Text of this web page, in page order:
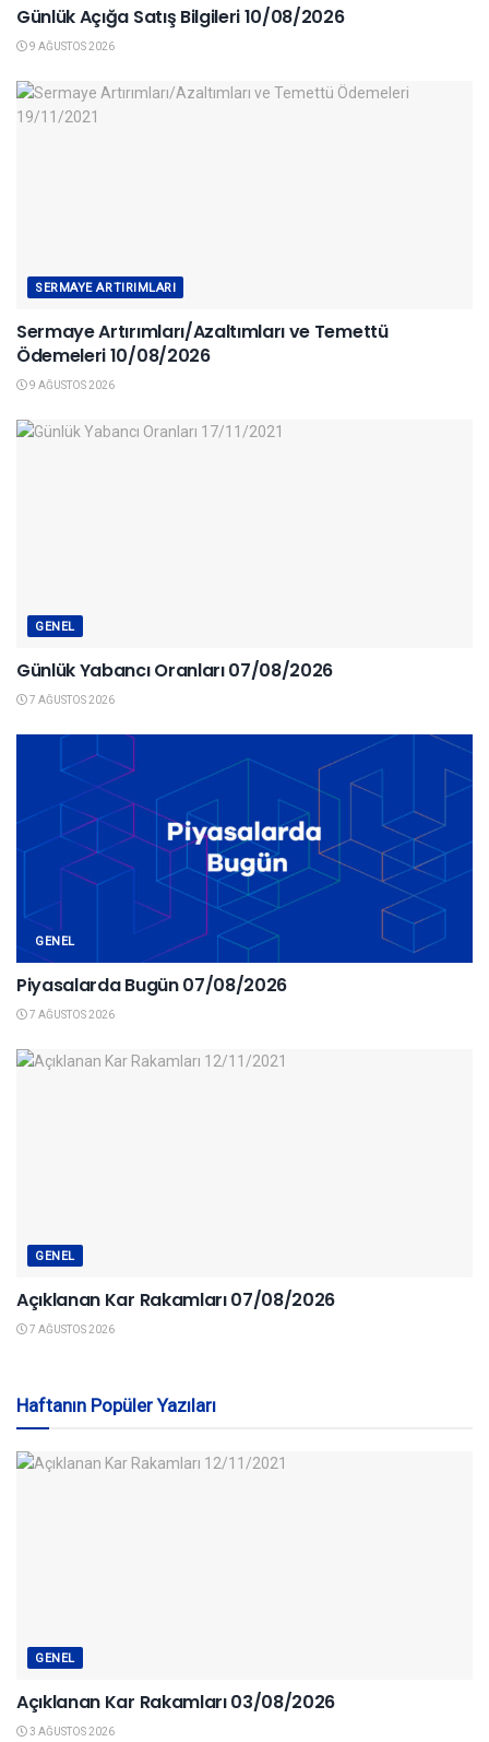
Günlük Açığa Satış Bilgileri 10/08/2026
9 AĞUSTOS 2026
SERMAYE ARTIRIMLARI
Sermaye Artırımları/Azaltımları ve Temettü
Ödemeleri 10/08/2026
9 AĞUSTOS 2026
GENEL
Günlük Yabancı Oranları 07/08/2026
7 AĞUSTOS 2026
GENEL
Piyasalarda Bugün 07/08/2026
7 AĞUSTOS 2026
GENEL
Açıklanan Kar Rakamları 07/08/2026
7 AĞUSTOS 2026
Haftanın Popüler Yazıları
GENEL
Açıklanan Kar Rakamları 03/08/2026
3 AĞUSTOS 2026